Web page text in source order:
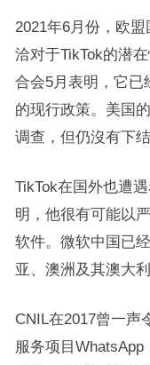
2021年6月份，欧
洽对于TikTok的潜
合会5月表明，它已
的现行政策。美国
调查，但仍沒有下结
TikTok在国外也遭
明，他很有可能以
软件。微软中国已
亚、澳洲及其澳大
CNIL在2017曾一声
服务项目